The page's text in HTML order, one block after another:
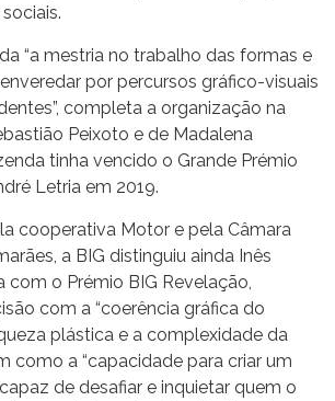
“a mestria no trabalho das formas e
por percursos gráfico-visuais
completa a organização na
Peixoto e de Madalena
tinha vencido o Grande Prémio
Letria em 2019.
cooperativa Motor e pela Câmara
a BIG distinguiu ainda Inês
com o Prémio BIG Revelação,
com a “coerência gráfica do
plástica e a complexidade da
como a “capacidade para criar um
de desafiar e inquietar quem o